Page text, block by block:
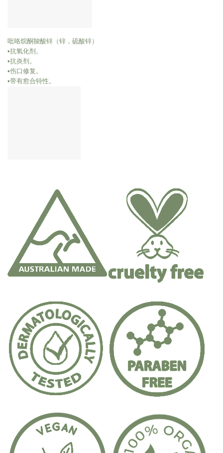
吡咯烷酮羧酸锌（锌，硫酸锌）
•抗氧化剂。
•抗炎剂。
•伤口修复。
•带有愈合特性。